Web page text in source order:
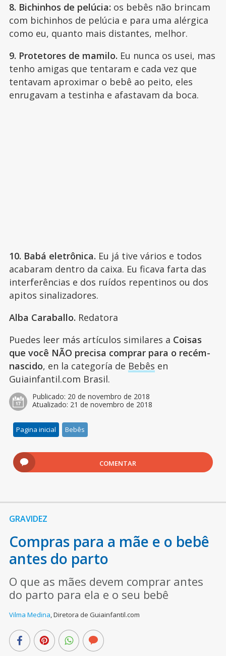
8. Bichinhos de pelúcia: os bebês não brincam
com bichinhos de pelúcia e para uma alérgica
como eu, quanto mais distantes, melhor.
9. Protetores de mamilo. Eu nunca os usei, mas
tenho amigas que tentaram e cada vez que
tentavam aproximar o bebê ao peito, eles
enrugavam a testinha e afastavam da boca.
10. Babá eletrônica. Eu já tive vários e todos
acabaram dentro da caixa. Eu ficava farta das
interferências e dos ruídos repentinos ou dos
apitos sinalizadores.
Alba Caraballo. Redatora
Puedes leer más artículos similares a Coisas
que você NÃO precisa comprar para o recém-
nascido, en la categoría de Bebês en
Guiainfantil.com Brasil.
Publicado: 20 de novembro de 2018
Atualizado: 21 de novembro de 2018
Pagina inicial Bebês
COMENTAR
GRAVIDEZ
Compras para a mãe e o bebê
antes do parto
O que as mães devem comprar antes
do parto para ela e o seu bebê
Vilma Medina,Diretora de Guiainfantil.com